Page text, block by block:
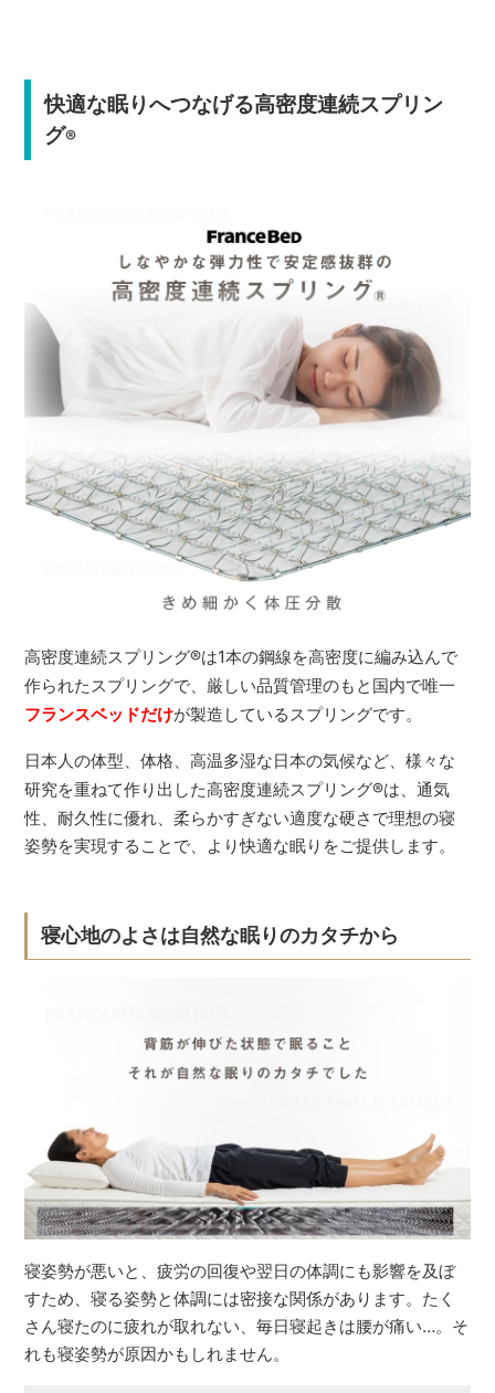
快適な眠りへつなげる高密度連続スプリン
グ®
高密度連続スプリング®は1本の鋼線を高密度に編み込んで
作られたスプリングで、厳しい品質管理のもと国内で唯一
フランスベッドだけが製造しているスプリングです。
日本人の体型、体格、高温多湿な日本の気候など、様々な
研究を重ねて作り出した高密度連続スプリング®は、通気
性、耐久性に優れ、柔らかすぎない適度な硬さで理想の寝
姿勢を実現することで、より快適な眠りをご提供します。
寝心地のよさは自然な眠りのカタチから
寝姿勢が悪いと、疲労の回復や翌日の体調にも影響を及ぼ
すため、寝る姿勢と体調には密接な関係があります。たく
さん寝たのに疲れが取れない、毎日寝起きは腰が痛い…。そ
れも寝姿勢が原因かもしれません。